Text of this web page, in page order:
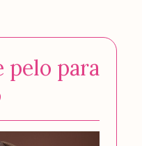
pelo para